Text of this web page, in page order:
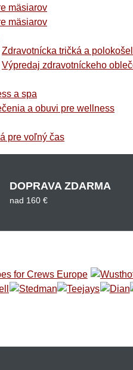
mäsiarov
mäsiarov
Zdravotnícka tričká a
Výpredaj zdravotníckeho
a spa
a obuvi pre wellness
pre voľný čas
DOPRAVA ZDARMA
nad 160 €